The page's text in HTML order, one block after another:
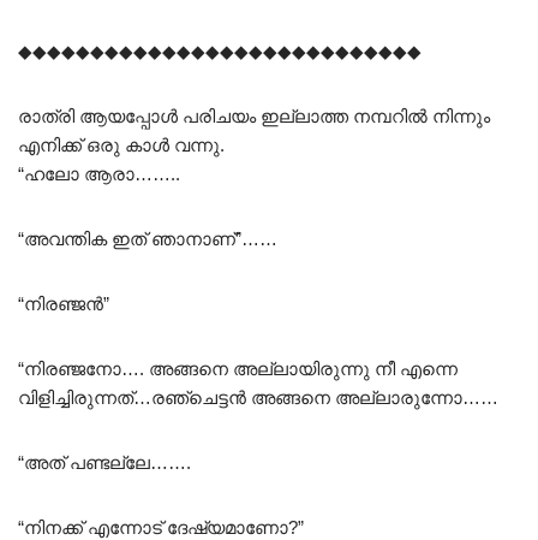
◆◆◆◆◆◆◆◆◆◆◆◆◆◆◆◆◆◆◆◆◆◆◆◆◆◆◆◆
രാത്രി ആയപ്പോൾ പരിചയം ഇല്ലാത്ത നമ്പറിൽ നിന്നും
എനിക്ക് ഒരു കാൾ വന്നു.
“ഹലോ ആരാ……..
“അവന്തിക ഇത് ഞാനാണ്”……
“നിരഞ്ജൻ”
“നിരഞ്ജനോ…. അങ്ങനെ അല്ലായിരുന്നു നീ എന്നെ
വിളിച്ചിരുന്നത്…രഞ്ചെട്ടൻ അങ്ങനെ അല്ലാരുന്നോ……
“അത് പണ്ടല്ലേ…….
“നിനക്ക് എന്നോട് ദേഷ്യമാണോ?”